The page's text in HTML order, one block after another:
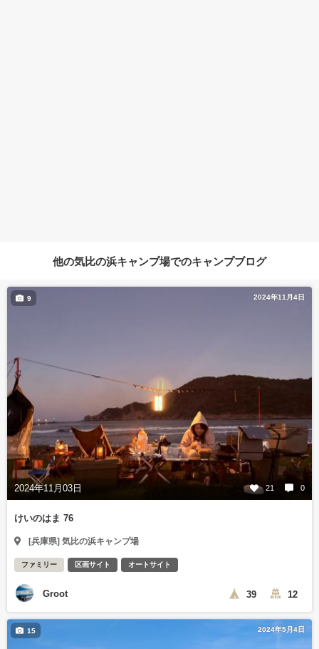
他の気比の浜キャンプ場でのキャンプブログ
2024年11月4日
2024年11月03日 21 0
9
けいのはま 76
[兵庫県] 気比の浜キャンプ場
ファミリー 区画サイト オートサイト
Groot 39 12
2024年5月4日
15